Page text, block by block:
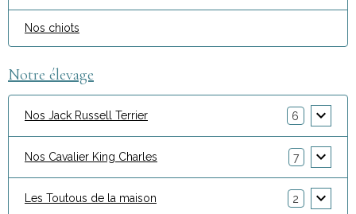
Nos chiots
Notre élevage
Nos Jack Russell Terrier 6
Nos Cavalier King Charles 7
Les Toutous de la maison 2